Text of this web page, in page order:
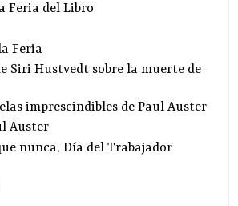
Feria del Libro
Feria
Siri Hustvedt sobre la muerte de
imprescindibles de Paul Auster
Auster
nunca, Día del Trabajador